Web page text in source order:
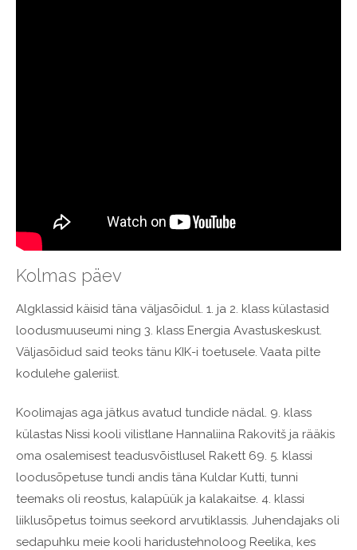
Kolmas päev
Algklassid käisid täna väljasõidul. 1. ja 2. klass külastasid
loodusmuuseumi ning 3. klass Energia Avastuskeskust.
Väljasõidud said teoks tänu KIK-i toetusele. Vaata pilte
kodulehe galeriist.
Koolimajas aga jätkus avatud tundide nädal. 9. klass
külastas Nissi kooli vilistlane Hannaliina Rakovitš ja rääkis
oma osalemisest teadusvõistlusel Rakett 69. 5. klassi
loodusõpetuse tundi andis täna Kuldar Kutti, tunni
teemaks oli reostus, kalapüük ja kalakaitse. 4. klassi
liiklusõpetus toimus seekord arvutiklassis. Juhendajaks oli
sedapuhku meie kooli haridustehnoloog Reelika, kes